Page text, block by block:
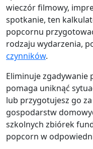
wieczór filmowy,
spotkanie, ten
popcornu
rodzaju wydarzenia,
czynników.
Eliminuje zgadywanie
pomaga uniknąć
lub przygotujesz go
gospodarstw
szkolnych zbiórek
popcorn w